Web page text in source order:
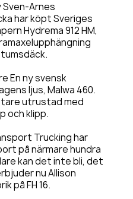
Sven-Arnes
har köpt Sveriges
Hydrema 912 HM,
En ny svensk
ljus, Malwa 460.
utrustad med
och klipp.
Trucking har
på närmare hundra
kan det inte bli, det
nu Allison
på FH 16.